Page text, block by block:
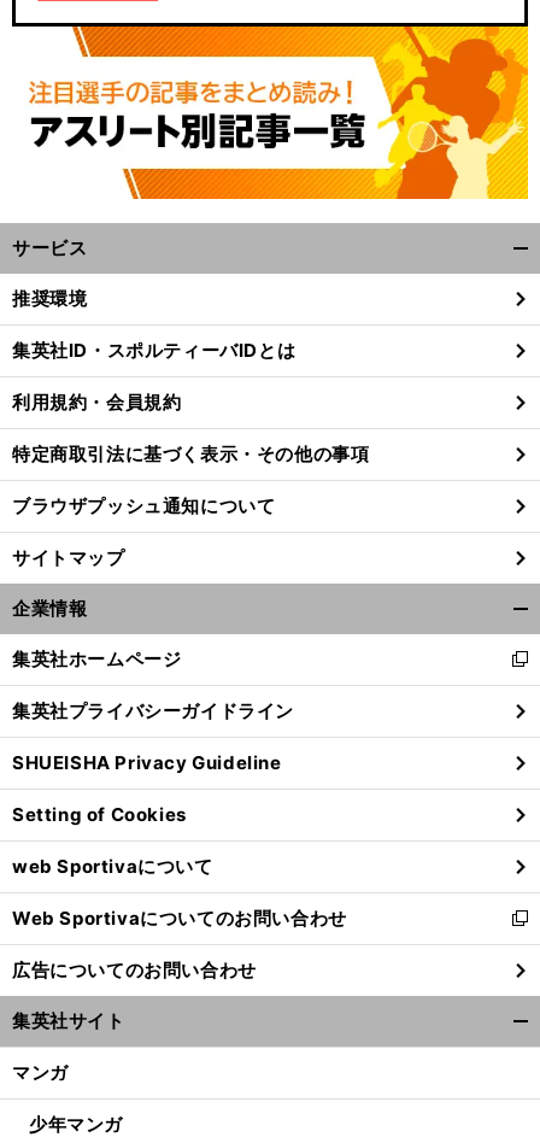
前
サービス
閉
る
推奨環境
集英社ID・スポルティーバIDとは
利用規約・会員規約
特定商取引法に基づく表示・その他の事項
ブラウザプッシュ通知について
サイトマップ
企業情報
閉
る
集英社ホームページ
新
し
い
ウ
ィ
ン
ド
ウ
で
開
く
集英社プライバシーガイドライン
SHUEISHA Privacy Guideline
Setting of Cookies
web Sportivaについて
Web Sportivaについてのお問い合わせ
新
し
い
ウ
ィ
ン
ウ
広告についてのお問い合わせ
集英社サイト
マンガ
少年マンガ